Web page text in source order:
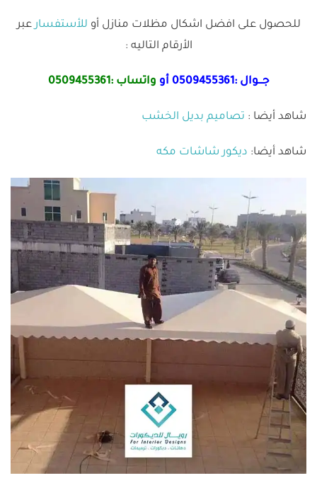
للحصول على افضل اشكال مظلات منازل أو للأستفسار عبر
الأرقام التاليه :
جـــوال :0509455361 أو واتساب :0509455361
شاهد أيضا : تصاميم بديل الخشب
شاهد أيضا: ديكور شاشات مكه